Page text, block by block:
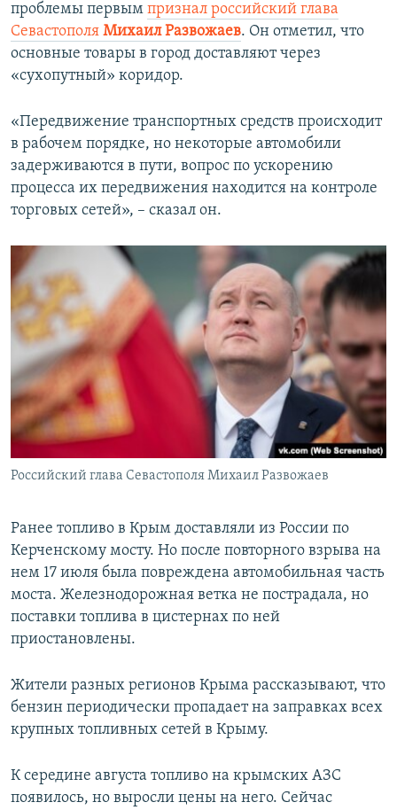
проблемы первым признал российский глава
Севастополя Михаил Развожаев. Он отметил, что
основные товары в город доставляют через
«сухопутный» коридор.
«Передвижение транспортных средств происходит
в рабочем порядке, но некоторые автомобили
задерживаются в пути, вопрос по ускорению
процесса их передвижения находится на контроле
торговых сетей», – сказал он.
Российский глава Севастополя Михаил Развожаев
Ранее топливо в Крым доставляли из России по
Керченскому мосту. Но после повторного взрыва на
нем 17 июля была повреждена автомобильная часть
моста. Железнодорожная ветка не пострадала, но
поставки топлива в цистернах по ней
приостановлены.
Жители разных регионов Крыма рассказывают, что
бензин периодически пропадает на заправках всех
крупных топливных сетей в Крыму.
К середине августа топливо на крымских АЗС
появилось, но выросли цены на него. Сейчас